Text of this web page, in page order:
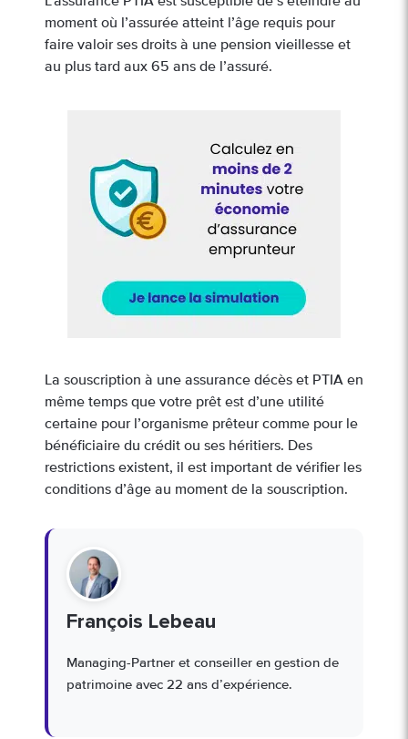
moment où l’assurée atteint l’âge requis pour
faire valoir ses droits à une pension vieillesse et
au plus tard aux 65 ans de l’assuré.
La souscription à une assurance décès et PTIA en
même temps que votre prêt est d’une utilité
certaine pour l’organisme prêteur comme pour le
bénéficiaire du crédit ou ses héritiers. Des
restrictions existent, il est important de vérifier les
conditions d’âge au moment de la souscription.
François Lebeau
Managing-Partner et conseiller en gestion de
patrimoine avec 22 ans d’expérience.